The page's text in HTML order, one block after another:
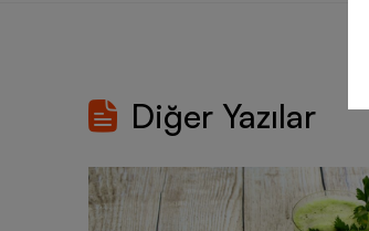
Diğer Yazılar